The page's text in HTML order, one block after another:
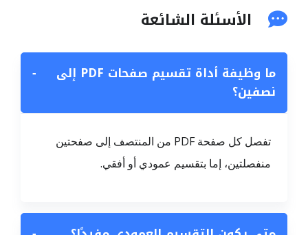
الأسئلة الشائعة
ما وظيفة أداة تقسيم صفحات PDF إلى
نصفين؟
−
تفصل كل صفحة PDF من المنتصف إلى صفحتين
منفصلتين، إما بتقسيم عمودي أو أفقي.